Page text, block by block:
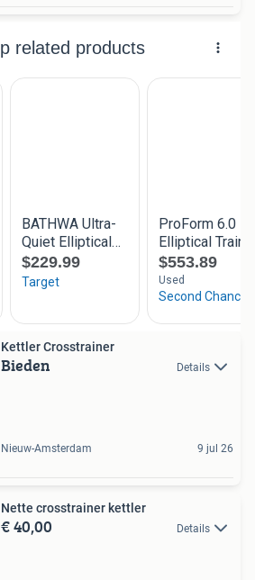
Kettler Crosstrainer
Bieden Details
Nieuw-Amsterdam 9 jul 26
Nette crosstrainer kettler
€ 40,00 Details